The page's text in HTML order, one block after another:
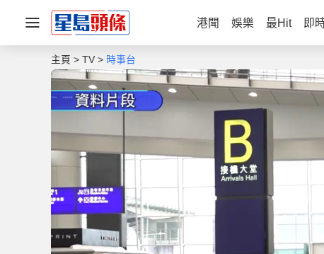
港聞 娛樂 最Hit 即
主頁 TV 時事台